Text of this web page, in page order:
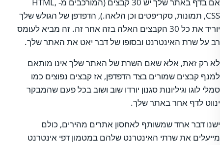
CSS, תמונות, סקריפטים וכן הלאה.), הדפדפן של הגולש שלך
יוריד את כל 30 הקבצים האלה בזה אחר זה. זה מביא לעומס
רב על שרת האינטרנט ובסופו של דבר יאט את האתר שלך.
לא רק זאת, אלא שאם השרת של האתר שלך אינו מותאם
למנף קבצים שמורים בצד הדפדפן, אז קבצים נפוצים כמו
סמלי לוגו וגיליונות סגנון יורדו שוב ושוב בכל פעם שהמבקר
ינווט לדף אחר באתר שלך.
ישנו דבר אחד שמשותף לאחסון אתרים מהירים, כולם
מייעלים את שרתי האינטרנט שלהם במטמון דפי אינטרנט